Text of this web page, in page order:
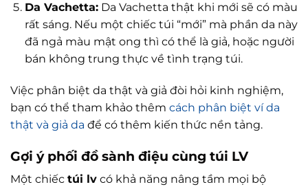
Da Vachetta:Da Vachetta thật khi mới sẽ có màu
rất sáng. Nếu một chiếc túi “mới” mà phần da này
đã ngả màu mật ong thì có thể là giả, hoặc người
bán không trung thực về tình trạng túi.
Việc phân biệt da thật và giả đòi hỏi kinh nghiệm,
bạn có thể tham khảo thêm cách phân biệt ví da
thật và giả da để có thêm kiến thức nền tảng.
Gợi ý phối đồ sành điệu cùng túi LV
Một chiếc túi lv có khả năng nâng tầm mọi bộ